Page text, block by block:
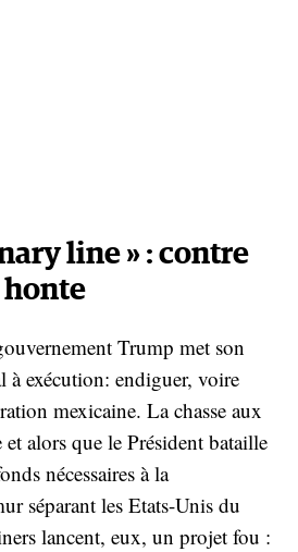
line » : contre
honte
Trump met son
à exécution: endiguer, voire
mexicaine. La chasse aux
alors que le Président bataille
nécessaires à la
séparant les Etats-Unis du
lancent, eux, un projet fou :